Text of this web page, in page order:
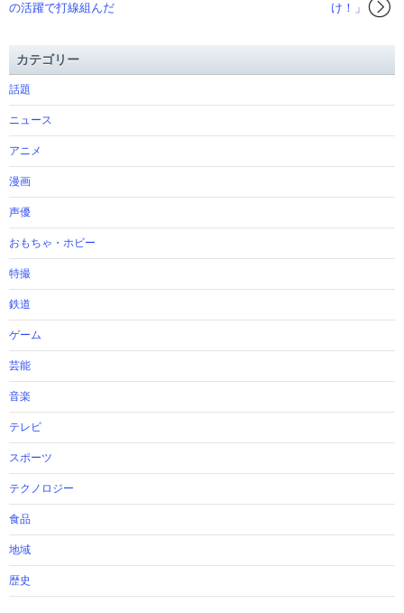
け！」
の活躍で打線組んだ
カテゴリー
話題
ニュース
アニメ
漫画
声優
おもちゃ・ホビー
特撮
鉄道
ゲーム
芸能
音楽
テレビ
スポーツ
テクノロジー
食品
地域
歴史